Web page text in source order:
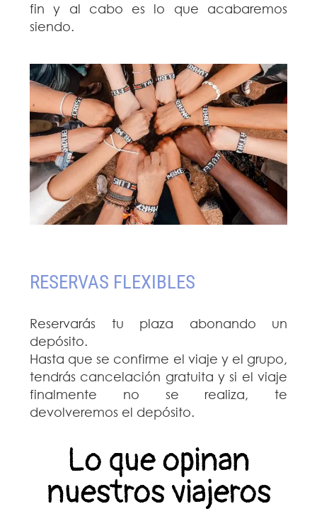
fin y al cabo es lo que acabaremos
siendo.
RESERVAS FLEXIBLES
Reservarás tu plaza abonando un
depósito.
Hasta que se confirme el viaje y el grupo,
tendrás cancelación gratuita y si el viaje
finalmente no se realiza, te
devolveremos el depósito.
Lo que opinan
nuestros viajeros